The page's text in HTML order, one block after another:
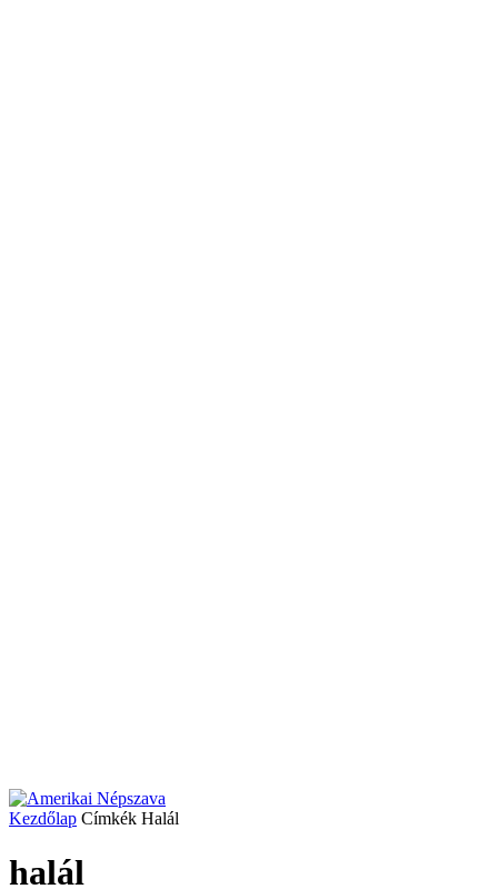
Kezdőlap Címkék Halál
halál